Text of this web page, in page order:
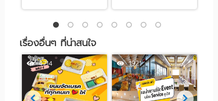
เรื่องอื่นๆ ที่น่าสนใจ
4714 1921